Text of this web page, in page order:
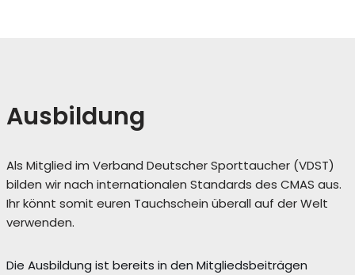
Ausbildung
Als Mitglied im Verband Deutscher Sporttaucher (VDST)
bilden wir nach internationalen Standards des CMAS aus.
Ihr könnt somit euren Tauchschein überall auf der Welt
verwenden.
Die Ausbildung ist bereits in den Mitgliedsbeiträgen